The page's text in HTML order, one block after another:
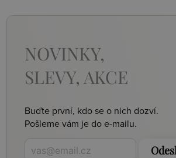
NOVINKY,
SLEVY, AKCE
Buďte první, kdo se o nich dozví.
Pošleme vám je do e-mailu.